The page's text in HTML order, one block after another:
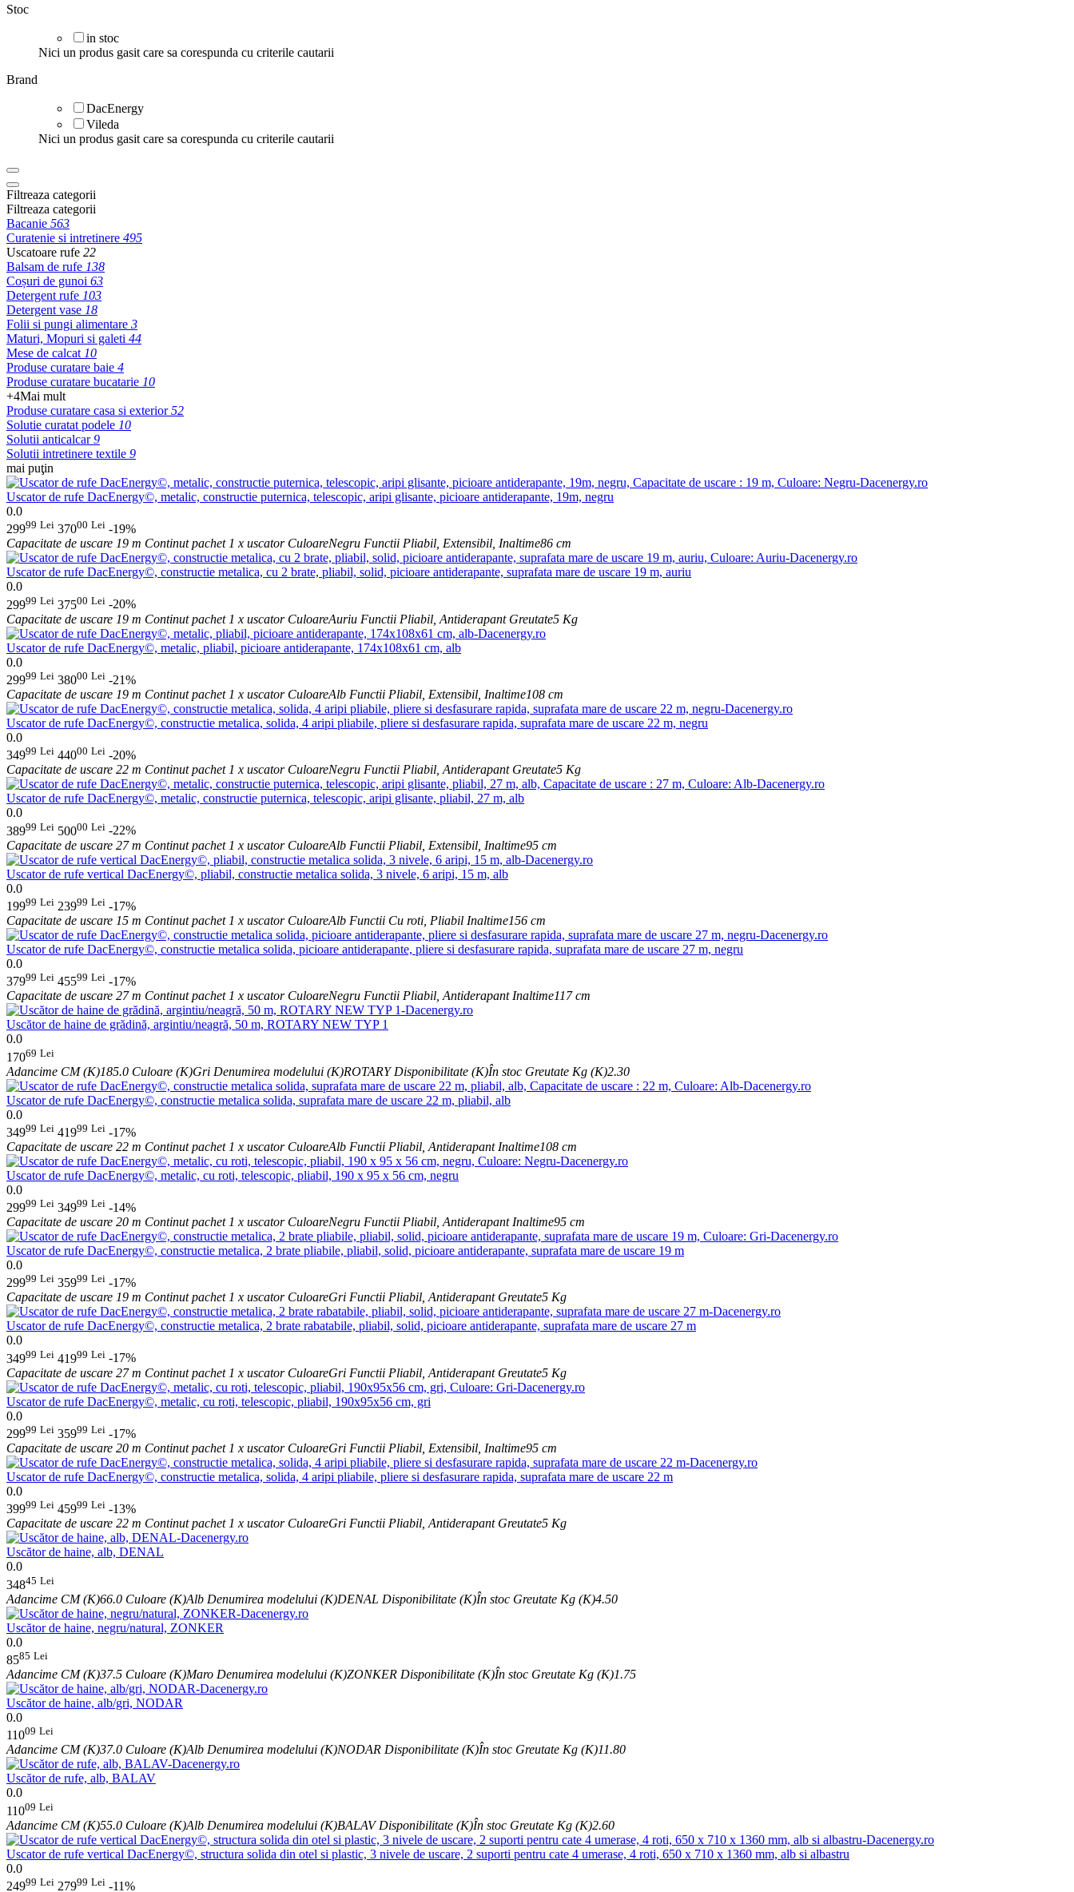
Stoc
in stoc
Nici un produs gasit care sa corespunda cu criterile cautarii
Brand
DacEnergy
Vileda
Nici un produs gasit care sa corespunda cu criterile cautarii
Filtreaza categorii
Filtreaza categorii
Bacanie 563
Curatenie si intretinere 495
Uscatoare rufe 22
Balsam de rufe 138
Coșuri de gunoi 63
Detergent rufe 103
Detergent vase 18
Folii si pungi alimentare 3
Maturi, Mopuri si galeti 44
Mese de calcat 10
Produse curatare baie 4
Produse curatare bucatarie 10
+4Mai mult
Produse curatare casa si exterior52
Solutie curatat podele 10
Solutii anticalcar9
Solutii intretinere textile 9
mai puţin
Uscator de rufe DacEnergy©, metalic, constructie puternica, telescopic, aripi glisante, picioare antiderapante, 19m, negru
0.0
29999 Lei 37000 Lei -19%
Capacitate de uscare 19 m Continut pachet 1 x uscator CuloareNegru Functii Pliabil, Extensibil, Inaltime86 cm
Uscator de rufe DacEnergy©, constructie metalica, cu 2 brate, pliabil, solid, picioare antiderapante, suprafata mare de uscare 19 m, auriu
0.0
29999 Lei 37500 Lei -20%
Capacitate de uscare 19 m Continut pachet 1 x uscator CuloareAuriu Functii Pliabil, Antiderapant Greutate5 Kg
Uscator de rufe DacEnergy©, metalic, pliabil, picioare antiderapante, 174x108x61 cm, alb
0.0
29999 Lei 38000 Lei -21%
Capacitate de uscare 19 m Continut pachet 1 x uscator CuloareAlb Functii Pliabil, Extensibil, Inaltime108 cm
Uscator de rufe DacEnergy©, constructie metalica, solida, 4 aripi pliabile, pliere si desfasurare rapida, suprafata mare de uscare 22 m, negru
0.0
34999 Lei 44000 Lei -20%
Capacitate de uscare 22 m Continut pachet 1 x uscator CuloareNegru Functii Pliabil, Antiderapant Greutate5 Kg
Uscator de rufe DacEnergy©, metalic, constructie puternica, telescopic, aripi glisante, pliabil, 27 m, alb
0.0
38999 Lei 50000 Lei -22%
Capacitate de uscare 27 m Continut pachet 1 x uscator CuloareAlb Functii Pliabil, Extensibil, Inaltime95 cm
Uscator de rufe vertical DacEnergy©, pliabil, constructie metalica solida, 3 nivele, 6 aripi, 15 m, alb
0.0
19999 Lei 23999 Lei -17%
Capacitate de uscare 15 m Continut pachet 1 x uscator CuloareAlb Functii Cu roti, Pliabil Inaltime156 cm
Uscator de rufe DacEnergy©, constructie metalica solida, picioare antiderapante, pliere si desfasurare rapida, suprafata mare de uscare 27 m, negru
0.0
37999 Lei 45599 Lei -17%
Capacitate de uscare 27 m Continut pachet 1 x uscator CuloareNegru Functii Pliabil, Antiderapant Inaltime117 cm
Uscător de haine de grădină, argintiu/neagră, 50 m, ROTARY NEW TYP 1
0.0
17069 Lei
Adancime CM (K)185.0 Culoare (K)Gri Denumirea modelului (K)ROTARY Disponibilitate (K)În stoc Greutate Kg (K)2.30
Uscator de rufe DacEnergy©, constructie metalica solida, suprafata mare de uscare 22 m, pliabil, alb
0.0
34999 Lei 41999 Lei -17%
Capacitate de uscare 22 m Continut pachet 1 x uscator CuloareAlb Functii Pliabil, Antiderapant Inaltime108 cm
Uscator de rufe DacEnergy©, metalic, cu roti, telescopic, pliabil, 190 x 95 x 56 cm, negru
0.0
29999 Lei 34999 Lei -14%
Capacitate de uscare 20 m Continut pachet 1 x uscator CuloareNegru Functii Pliabil, Antiderapant Inaltime95 cm
Uscator de rufe DacEnergy©, constructie metalica, 2 brate pliabile, pliabil, solid, picioare antiderapante, suprafata mare de uscare 19 m
0.0
29999 Lei 35999 Lei -17%
Capacitate de uscare 19 m Continut pachet1 x uscator CuloareGri Functii Pliabil, Antiderapant Greutate5 Kg
Uscator de rufe DacEnergy©, constructie metalica, 2 brate rabatabile, pliabil, solid, picioare antiderapante, suprafata mare de uscare 27 m
0.0
34999 Lei 41999 Lei -17%
Capacitate de uscare 27 m Continut pachet 1 x uscator CuloareGri Functii Pliabil, Antiderapant Greutate5 Kg
Uscator de rufe DacEnergy©, metalic, cu roti, telescopic, pliabil, 190x95x56 cm, gri
0.0
29999 Lei 35999 Lei -17%
Capacitate de uscare 20 m Continut pachet 1 x uscator CuloareGri Functii Pliabil, Extensibil, Inaltime95 cm
Uscator de rufe DacEnergy©, constructie metalica, solida, 4 aripi pliabile, pliere si desfasurare rapida, suprafata mare de uscare 22 m
0.0
39999 Lei 45999 Lei -13%
Capacitate de uscare 22 m Continut pachet1 x uscator CuloareGri Functii Pliabil, Antiderapant Greutate5 Kg
Uscător de haine, alb, DENAL
0.0
34845 Lei
Adancime CM (K)66.0 Culoare (K)Alb Denumirea modelului (K)DENAL Disponibilitate (K)În stoc Greutate Kg (K)4.50
Uscător de haine, negru/natural, ZONKER
0.0
8585 Lei
Adancime CM (K)37.5 Culoare (K)Maro Denumirea modelului (K)ZONKER Disponibilitate (K)În stoc Greutate Kg (K)1.75
Uscător de haine, alb/gri, NODAR
0.0
11009 Lei
Adancime CM (K)37.0 Culoare (K)Alb Denumirea modelului (K)NODAR Disponibilitate (K)În stoc Greutate Kg (K)11.80
Uscător de rufe, alb, BALAV
0.0
11009 Lei
Adancime CM (K)55.0 Culoare (K)Alb Denumirea modelului (K)BALAV Disponibilitate (K)În stoc Greutate Kg (K)2.60
Uscator de rufe vertical DacEnergy©, structura solida din otel si plastic, 3 nivele de uscare, 2 suporti pentru cate 4 umerase, 4 roti, 650 x 710 x 1360 mm, alb si albastru
0.0
24999 Lei 27999 Lei -11%